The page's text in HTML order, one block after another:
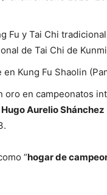
Fu y Tai Chi
de Tai Chi de
en Kung Fu Shaolin
en campeonatos
Hugo Aurelio Shánchez
“hogar de